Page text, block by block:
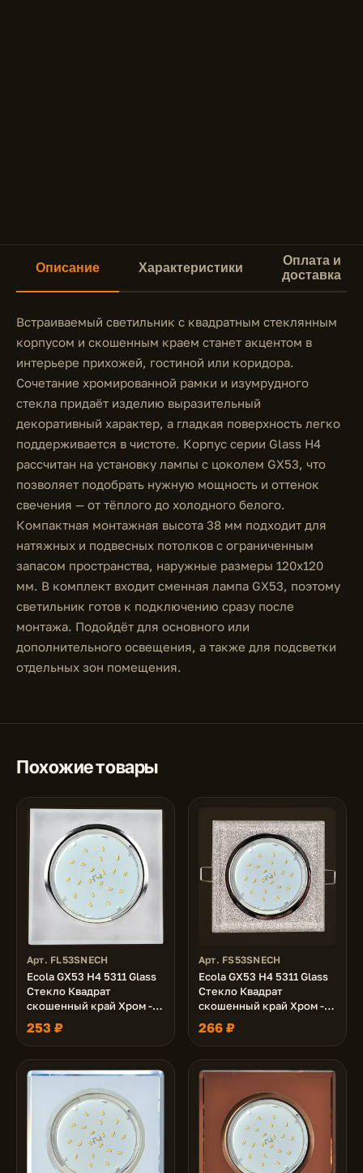
Описание Характеристики
Оплата и
доставка
Встраиваемый светильник с квадратным стеклянным
корпусом и скошенным краем станет акцентом в
интерьере прихожей, гостиной или коридора.
Сочетание хромированной рамки и изумрудного
стекла придаёт изделию выразительный
декоративный характер, а гладкая поверхность легко
поддерживается в чистоте. Корпус серии Glass H4
рассчитан на установку лампы с цоколем GX53, что
позволяет подобрать нужную мощность и оттенок
свечения — от тёплого до холодного белого.
Компактная монтажная высота 38 мм подходит для
натяжных и подвесных потолков с ограниченным
запасом пространства, наружные размеры 120х120
мм. В комплект входит сменная лампа GX53, поэтому
светильник готов к подключению сразу после
монтажа. Подойдёт для основного или
дополнительного освещения, а также для подсветки
отдельных зон помещения.
Похожие товары
Арт. FL53SNECH
Ecola GX53 H4 5311 Glass
Стекло Квадрат
скошенный край Хром -
матовый 38x120x120 (к+)
253 ₽
Арт. FS53SNECH
Ecola GX53 H4 5311 Glass
Стекло Квадрат
скошенный край Хром -
серебряный блеск
38x120x120 (к+)
266 ₽